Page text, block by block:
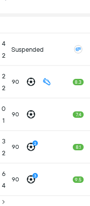
4
2
Suspended
2
2
90 8.3
0
1
90 7.4
3
2
90 2
8.1
6
4
90 3
9.5